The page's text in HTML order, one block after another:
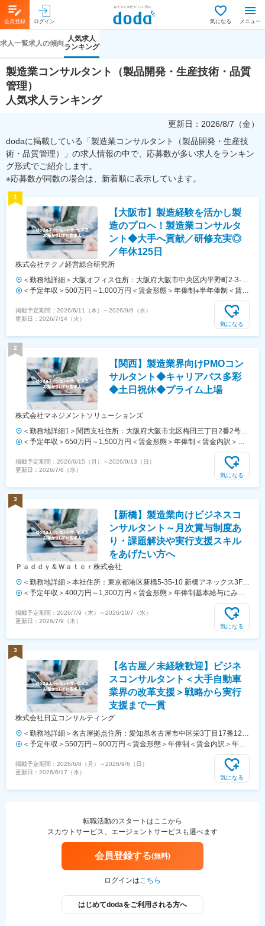
会員登録 ログイン 気になる メニュー
求人一覧求人の傾向
人気求人
ランキング
製造業コンサルタント（製品開発・生産技術・品質
管理）
人気求人ランキング
更新日： 2026/8/7（金）
dodaに掲載している「製造業コンサルタント（製品開発・生産技
術・品質管理）」の求人情報の中で、応募数が多い求人をランキン
グ形式でご紹介します。
※応募数が同数の場合は、新着順に表示しています。
1
【大阪市】製造経験を活かし製
造のプロへ！製造業コンサルタ
ント◆大手へ貢献／研修充実◎
／年休125日
株式会社テクノ経営総合研究所
＜勤務地詳細＞大阪オフィス住所：大阪府大阪市中央区内平野町2-3-14
ライオンズビル大手前 4階勤務地最寄駅：地下鉄谷町線線／天満橋駅
受動喫煙対策：屋内全面禁煙変更の範囲：会社の定める事業所
＜予定年収＞500万円～1,000万円＜賃金形態＞年俸制※半年俸制＜賃金
内訳＞年額（基本給）：5,000,000円～6,000,000円固定残業手当/月：
35,500円～50,000円（固定残業時間15時間0分/月）超過した時間外労
働の残業手当は追加支給＜月額＞452,166円～550,000円（12分割）
与・1070万円／入社6年目／39歳／月給52万円＋賞与・1480万円 入社
11年目 （月給80万円＋賞与）賃金はあくまでも目安の金額であり、選
考を通じて上下する可能性があります。月給(月額)は固定手当を含めた
表記です。
掲載予定期間： 2026/6/11（木） ～2026/9/9（水）
更新日： 2026/7/14（火）
気になる
2
【関西】製造業界向けPMOコン
サルタント◆キャリアパス多彩
◆土日祝休◆プライム上場
株式会社マネジメントソリューションズ
＜勤務地詳細1＞関西支社住所：大阪府大阪市北区梅田三丁目2番2号
JPタワー大阪18階受動喫煙対策：屋内全面禁煙＜勤務地詳細2＞顧客
先 ※関西のクライアント住所：大阪府、京都府、兵庫県を想定 受動喫
煙対策：屋内全面禁煙変更の範囲：会社の定める事業所（リモートワー
ク含む）
＜予定年収＞650万円～1,500万円＜賃金形態＞年俸制＜賃金内訳＞年
額（基本給）：5,228,004円～10,456,000円固定残業手当/月：106,000
円～212,000円（固定残業時間30時間0分/月）超過した時間外労働の残
業手当は追加支給＜月額＞541,667円～1,083,333円（12分割）（一律
する可能性があります。月給(月額)は固定手当を含めた表記です。
掲載予定期間： 2026/6/15（月） ～2026/9/13（日）
更新日： 2026/7/8（水）
気になる
3
【新橋】製造業向けビジネスコ
ンサルタント～月次賞与制度あ
り・課題解決や実行支援スキル
をあげたい方へ
Ｐａｄｄｙ＆Ｗａｔｅｒ株式会社
＜勤務地詳細＞本社住所：東京都港区新橋5-35-10 新橋アネックス3F-
B2勤務地最寄駅：都営三田線／御成門駅受動喫煙対策：屋内全面禁煙
＜予定年収＞400万円～1,300万円＜賃金形態＞年俸制基本給与にみな
し残業手当含む（法廷時間外労働80時間分を含む）＜賃金内訳＞年額
（基本給）：4,000,000円～13,000,000円固定残業手当/月：120,000円
～360,000円（固定残業時間80時間0分/月）超過した時間外労働の残業
ンセンティブ）」としてプロジェクトメンバーに還元■在宅手当（会社
規定による）賃金はあくまでも目安の金額であり、選考を通じて上下す
る可能性があります。月給(月額)は固定手当を含めた表記です。
掲載予定期間： 2026/7/9（木） ～2026/10/7（水）
更新日： 2026/7/9（木）
気になる
3
【名古屋／未経験歓迎】ビジネ
スコンサルタント＜大手自動車
業界の改革支援＞戦略から実行
支援まで一貫
株式会社日立コンサルティング
＜勤務地詳細＞名古屋拠点住所：愛知県名古屋市中区栄3丁目17番12号
大津通電気ビル7階勤務地最寄駅：名古屋市営東山線／栄駅受動喫煙対
策：屋内全面禁煙変更の範囲：会社の定める事業所（リモートワーク含
む）
＜予定年収＞550万円～900万円＜賃金形態＞年俸制＜賃金内訳＞年額
（基本給）：3,875,004円～8,175,468円固定残業手当/月：52,083円～
68,711円（固定残業時間45時間0分/月）超過した時間外労働の残業手
当は追加支給＜月額＞375,000円～750,000円（12分割）（一律手当を
2021年度実績アナリストクラス：平均101万円、Cクラス：平均177万
円、SC：平均229万円賃金はあくまでも目安の金額であり、選考を通
じて上下する可能性があります。月給(月額)は固定手当を含めた表記で
掲載予定期間： 2026/6/8（月） ～2026/9/6（日）
更新日： 2026/6/17（水）
気になる
転職活動のスタートはここから
スカウトサービス、エージェントサービスも選べます
会員登録する(無料)
ログインはこちら
はじめてdodaをご利用される方へ